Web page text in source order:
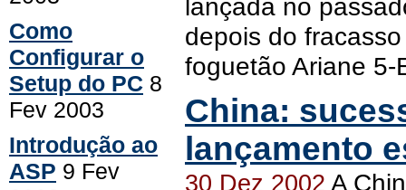
Como
Configurar o
Setup do PC 8
Fev 2003
Introdução ao
ASP 9 Fev
lançada no
depois do
foguetão Ariane
China:
lançamento
30 Dez 2002 A